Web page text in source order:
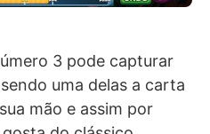
3 pode capturar
uma delas a carta
mão e assim por